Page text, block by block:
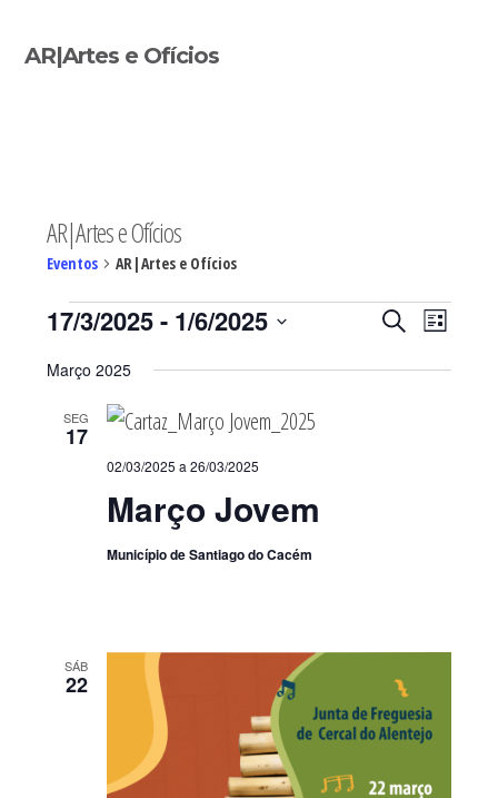
AR|Artes e Ofícios
AR|Artes e Ofícios
Eventos AR|Artes e Ofícios
Eventos
de
pesquisa
PESQUISAR
de
LISTA
17/3/2025 - 1/6/2025
data.
Março 2025
SEG
17
Março Jovem
02/03/2025 a 26/03/2025
Município de Santiago do Cacém
SÁB
22
Sidebar